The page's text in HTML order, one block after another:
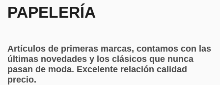
PAPELERÍA
Artículos de primeras marcas, contamos con las
últimas novedades y los clásicos que nunca
pasan de moda. Excelente relación calidad
precio.